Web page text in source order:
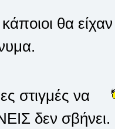
θα
στιγμές να
δεν σβήνει.